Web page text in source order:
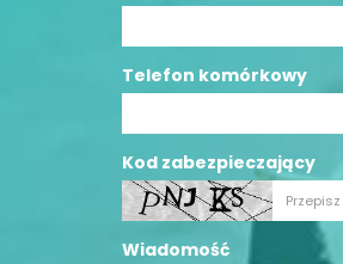
Telefon komórkowy
Kod zabezpieczający
Wiadomość